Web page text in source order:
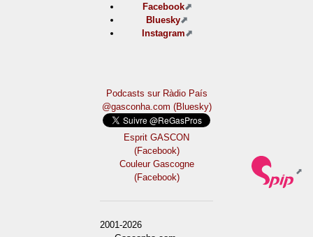
Facebook
Bluesky
Instagram
Podcasts sur Ràdio País
@gasconha.com (Bluesky)
Esprit GASCON
(Facebook)
Couleur Gascogne
(Facebook)
2001-2026